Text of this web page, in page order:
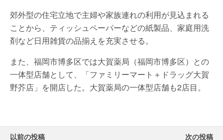
郊外型の住宅立地で主婦や家族連れの利用が見込まれる
ことから、ティッシュペーパーなどの紙製品、家庭用洗
剤など日用雑貨の品揃えを充実させる。
また、福岡市博多区では大賀薬局（福岡市博多区）との
一体型店舗として、「ファミリーマート＋ドラッグ大賀
野芥店」を開店した。大賀薬局の一体型店舗も2店目。
以前の投稿 次の投稿